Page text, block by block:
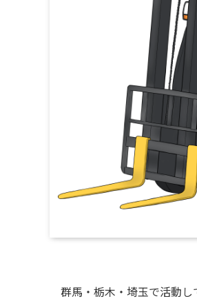
群馬・栃木・埼玉で活動